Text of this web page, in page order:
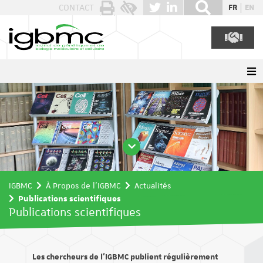
CONTACT FR EN
IGBMC À Propos de l'IGBMC
Actualités
Publications scientifiques
Publications scientifiques
Les chercheurs de l’IGBMC publient régulièrement
Panneau de gestion des cookies